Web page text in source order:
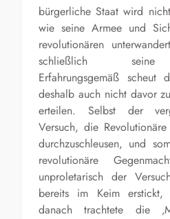
bürgerliche Staat wird
wie seine Armee und
revolutionären
schließlich seine
Erfahrungsgemäß scheut
deshalb auch nicht davor
erteilen. Selbst der
Versuch, die
durchzuschleusen, und
revolutionäre
unproletarisch der
bereits im Keim
danach trachtete die